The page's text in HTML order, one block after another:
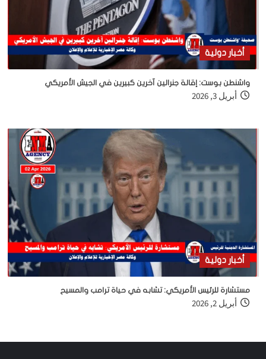
أخبار دولية
واشنطن بوست: إقالة جنرالين آخرين كبيرين في الجيش الأمريكي
أبريل 3, 2026
أخبار دولية
مستشارة للرئيس الأمريكي: تشابه في حياة ترامب والمسيح
أبريل 2, 2026